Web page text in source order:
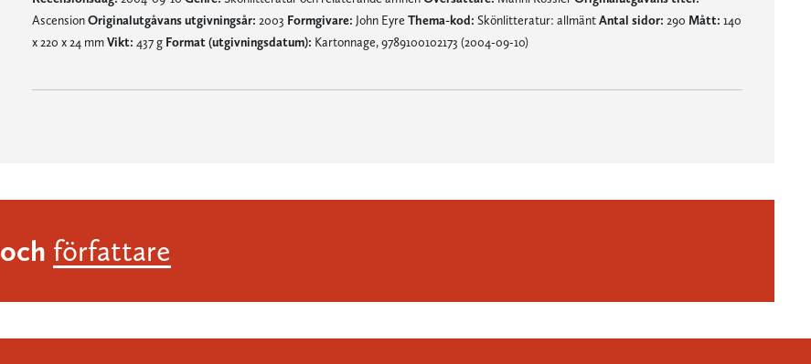
AscensionOriginalutgåvans utgivningsår: 2003 Formgivare: John Eyre Thema-kod: Skönlitteratur: allmäntAntal sidor: 290 Mått: 140
x 220 x 24 mmVikt: 437 g Format (utgivningsdatum): Kartonnage, 9789100102173 (2004-09-10)
och författare